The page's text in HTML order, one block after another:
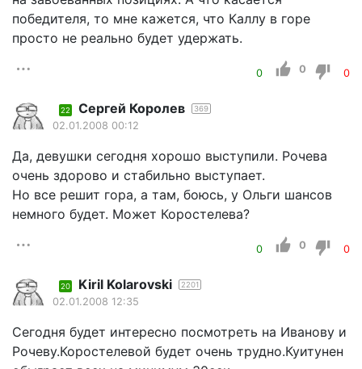
победителя, то мне кажется, что Каллу в горе
просто не реально будет удержать.
0 0 0
22 Сергей Королев 369
02.01.2008 00:12
Да, девушки сегодня хорошо выступили. Рочева
очень здорово и стабильно выступает.
Но все решит гора, а там, боюсь, у Ольги шансов
немного будет. Может Коростелева?
0 0 0
20 Kiril Kolarovski 2201
02.01.2008 12:35
Сегодня будет интересно посмотреть на Иванову и
Рочеву.Коростелевой будет очень трудно.Куитунен